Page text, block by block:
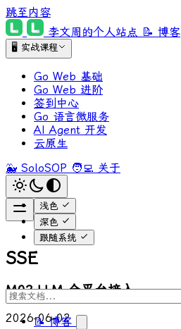
跳至内容
李文周的个人站点 📝 博客
🖥 实战课程
Go Web 基础
Go Web 进阶
签到中心
Go 语言微服务
AI Agent 开发
云原生
🐳 SoloSOP 🧑‍💻 关于
浅色
深色
跟随系统
📝 博客
SSE
M02 LLM 全平台接入
2026-06-02